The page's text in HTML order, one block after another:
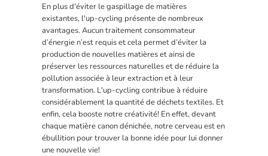
En plus d'éviter le gaspillage de matières
existantes, l'up-cycling présente de nombreux
avantages. Aucun traitement consommateur
d’énergie n’est requis et cela permet d’éviter la
production de nouvelles matières et ainsi de
préserver les ressources naturelles et de réduire la
pollution associée à leur extraction et à leur
transformation. L'up-cycling contribue à réduire
considérablement la quantité de déchets textiles. Et
enfin, cela booste notre créativité! En effet, devant
chaque matière canon dénichée, notre cerveau est en
ébullition pour trouver la bonne idée pour lui donner
une nouvelle vie!